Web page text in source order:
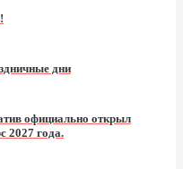
дни
официально открыл
2027 года.